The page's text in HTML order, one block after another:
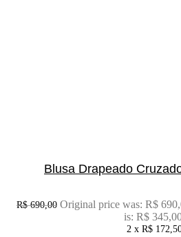
Blusa Drapeado
R$690,00 Original price was: R$
is: R$
2 x R$